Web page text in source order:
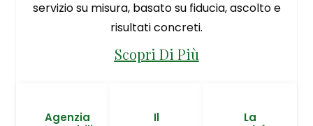
servizio su misura, basato su fiducia, ascolto e
risultati concreti.
Scopri Di Più
Agenzia
Il
La